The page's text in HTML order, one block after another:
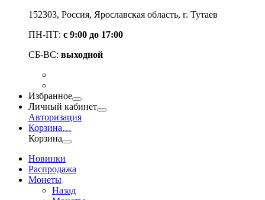
152303, Россия, Ярославская область, г. Тутаев
ПН-ПТ: с 9:00 до 17:00
СБ-ВС: выходной
Избранное
Личный кабинет
Авторизация
Корзина…
Корзина
Новинки
Распродажа
Монеты
Назад